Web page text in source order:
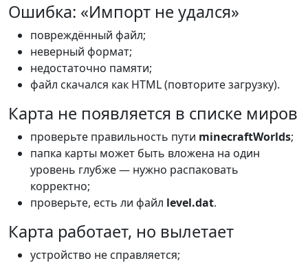
Ошибка: «Импорт не удался»
повреждённый файл;
неверный формат;
недостаточно памяти;
файл скачался как HTML (повторите загрузку).
Карта не появляется в списке миров
проверьте правильность пути minecraftWorlds;
папка карты может быть вложена на один
уровень глубже — нужно распаковать
корректно;
проверьте, есть ли файл level.dat.
Карта работает, но вылетает
устройство не справляется;